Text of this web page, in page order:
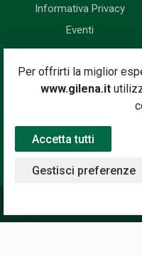
Per offrirti la miglior
www.gilena.it
Accetta tutti
Gestisci preferenze
Informativa Privacy
Eventi
Iscriviti subito alla nostra
novità, le
Indirizzo Email